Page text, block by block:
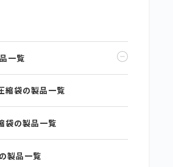
一覧
縮袋の製品一覧
袋の製品一覧
製品一覧